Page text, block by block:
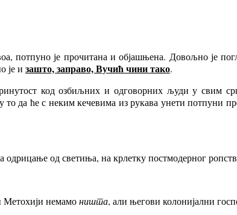
потпуно је прочитана и објашњена. Довољно је
је и зашто, заправо, Вучић чини тако.
код озбиљних и одговорних људи у свим
да ће с неким кечевима из рукава унети потпуни
од светиња, на крлетку постмодерног
Метохији немамоништа, али његови колонијални